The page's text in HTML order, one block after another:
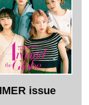
issue